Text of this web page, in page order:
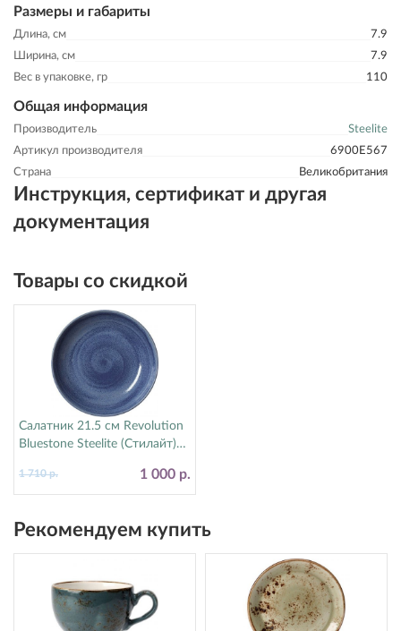
Размеры и габариты
Длина, см
7.9
Ширина, см
7.9
Вес в упаковке, гр
110
Общая информация
Производитель
Steelite
Артикул производителя
6900E567
Страна
Великобритания
Инструкция, сертификат и другая
документация
Товары со скидкой
Салатник 21.5 см Revolution
Bluestone Steelite (Стилайт)
1 000 р.
1 710 р.
Рекомендуем купить